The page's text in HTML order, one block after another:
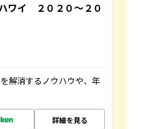
ワイ ２０２０～２０
解消するノウハウや、年
詳細を見る